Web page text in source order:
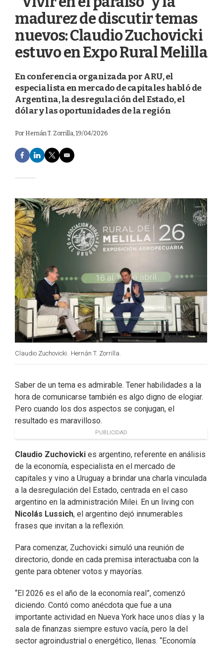
madurez de discutir temas
nuevos: Claudio Zuchovicki
estuvo en Expo Rural Melilla
En conferencia organizada por ARU, el
especialista en mercado de capitales habló de
Argentina, la desregulación del Estado, el
dólar y las oportunidades de la región
Por Hernán T. Zorrilla, 19/04/2026
F
a
e
o
o
k
L
i
d
I
n
T
w
e
r
E
m
Claudio Zuchovicki. Hernán T. Zorrilla.
Saber de un tema es admirable. Tener habilidades a la
hora de comunicarse también es algo digno de elogiar.
Pero cuando los dos aspectos se conjugan, el
resultado es maravilloso.
PUBLICIDAD
Claudio Zuchovicki es argentino, referente en análisis
de la economía, especialista en el mercado de
capitales y vino a Uruguay a brindar una charla vinculada
a la desregulación del Estado, centrada en el caso
argentino en la administración Milei. En un living con
Nicolás Lussich, el argentino dejó innumerables
frases que invitan a la reflexión.
Para comenzar, Zuchovicki simuló una reunión de
directorio, donde en cada premisa interactuaba con la
gente para obtener votos y mayorías.
“El 2026 es el año de la economía real”, comenzó
diciendo. Contó como anécdota que fue a una
importante actividad en Nueva York hace unos días y la
sala de finanzas siempre estuvo vacía, pero la del
sector agroindustrial o energético, llenas. “Economía